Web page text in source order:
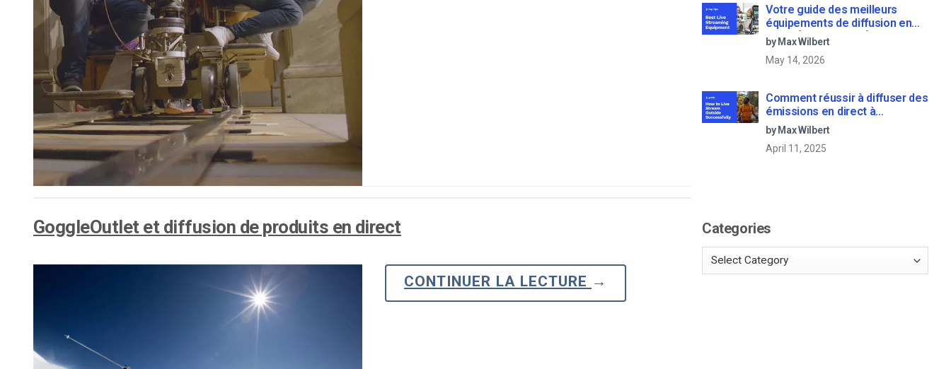
CMS vidéo
Confidentialité et sécurité
d’apprentissage en ligne
GoggleOutlet et diffusion de produits en direct
CONTINUER LA LECTURE →
Votre guide des meilleurs
équipements de diffusion en
direct [2025 Update]
by Max Wilbert
May 14, 2026
Comment réussir à diffuser des
émissions en direct à
l’extérieur : Un guide étape par
étape [2021 Update]
by Max Wilbert
April 11, 2025
Categories